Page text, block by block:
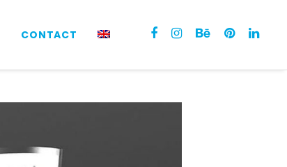
CONTACT